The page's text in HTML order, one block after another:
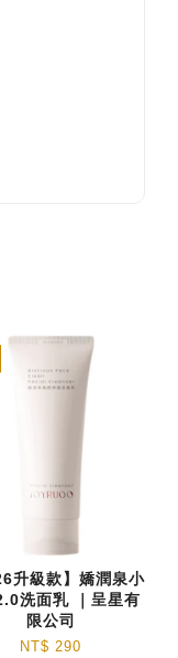
升級款】嬌潤泉小
洗面乳 ｜呈星有
限公司
NT$ 290